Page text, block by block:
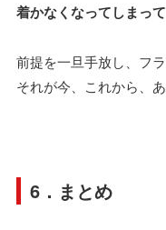
着かなくなってしまっ
前提を一旦手放し、フ
それが今、これから、
6．まとめ